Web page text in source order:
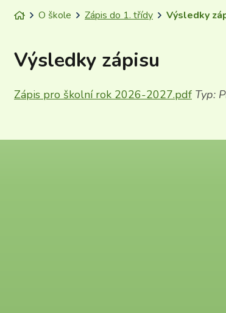
Úvodní stránka
O škole Zápis do 1. třídy Výsledky
Výsledky zápisu
Zápis pro školní rok 2026-2027.pdf Typ: